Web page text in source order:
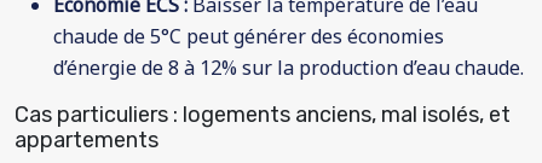
chaude de 5°C peut générer des économies
d’énergie de 8 à 12% sur la production d’eau chaude.
Cas particuliers : logements anciens, mal isolés, et
appartements